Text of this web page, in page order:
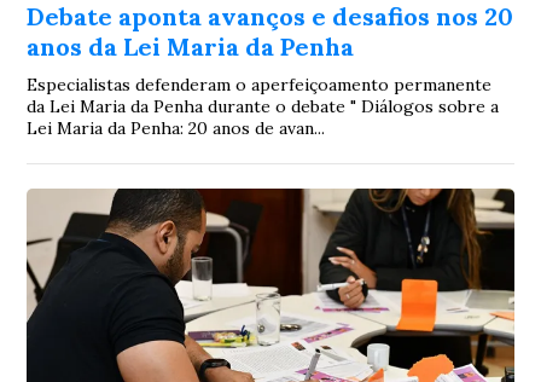
Debate aponta avanços e desafios nos 20
anos da Lei Maria da Penha
Especialistas defenderam o aperfeiçoamento permanente
da Lei Maria da Penha durante o debate " Diálogos sobre a
Lei Maria da Penha: 20 anos de avan...